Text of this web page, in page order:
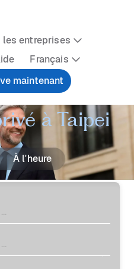
les entreprises
Français
maintenant
à Taipei
À l'heure